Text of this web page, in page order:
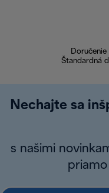
Štandardná
Nechajte sa
s našimi